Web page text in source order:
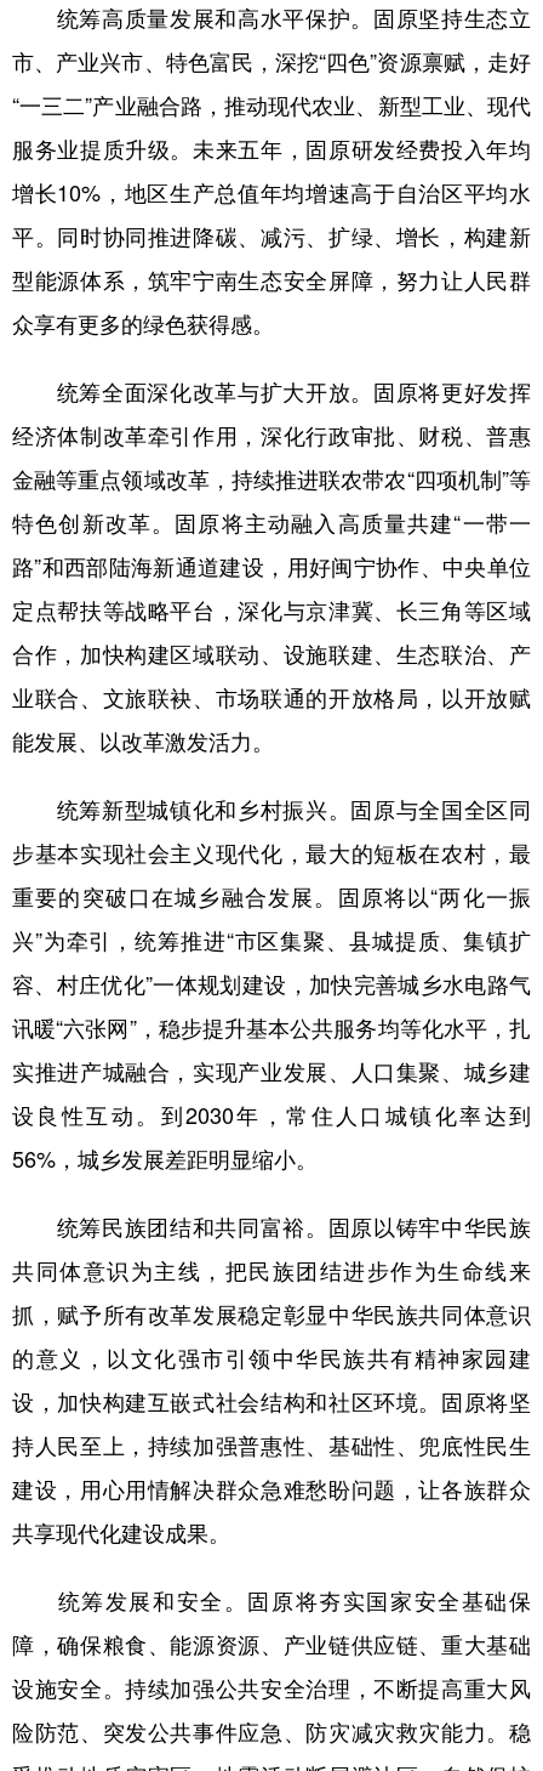
统筹高质量发展和高水平保护。固原坚持生态立
市、产业兴市、特色富民，深挖“四色”资源禀赋，走好
“一三二”产业融合路，推动现代农业、新型工业、现代
服务业提质升级。未来五年，固原研发经费投入年均
增长10%，地区生产总值年均增速高于自治区平均水
平。同时协同推进降碳、减污、扩绿、增长，构建新
型能源体系，筑牢宁南生态安全屏障，努力让人民群
众享有更多的绿色获得感。
统筹全面深化改革与扩大开放。固原将更好发挥
经济体制改革牵引作用，深化行政审批、财税、普惠
金融等重点领域改革，持续推进联农带农“四项机制”等
特色创新改革。固原将主动融入高质量共建“一带一
路”和西部陆海新通道建设，用好闽宁协作、中央单位
定点帮扶等战略平台，深化与京津冀、长三角等区域
合作，加快构建区域联动、设施联建、生态联治、产
业联合、文旅联袂、市场联通的开放格局，以开放赋
能发展、以改革激发活力。
统筹新型城镇化和乡村振兴。固原与全国全区同
步基本实现社会主义现代化，最大的短板在农村，最
重要的突破口在城乡融合发展。固原将以“两化一振
兴”为牵引，统筹推进“市区集聚、县城提质、集镇扩
容、村庄优化”一体规划建设，加快完善城乡水电路气
讯暖“六张网”，稳步提升基本公共服务均等化水平，扎
实推进产城融合，实现产业发展、人口集聚、城乡建
设良性互动。到2030年，常住人口城镇化率达到
56%，城乡发展差距明显缩小。
统筹民族团结和共同富裕。固原以铸牢中华民族
共同体意识为主线，把民族团结进步作为生命线来
抓，赋予所有改革发展稳定彰显中华民族共同体意识
的意义，以文化强市引领中华民族共有精神家园建
设，加快构建互嵌式社会结构和社区环境。固原将坚
持人民至上，持续加强普惠性、基础性、兜底性民生
建设，用心用情解决群众急难愁盼问题，让各族群众
共享现代化建设成果。
统筹发展和安全。固原将夯实国家安全基础保
障，确保粮食、能源资源、产业链供应链、重大基础
设施安全。持续加强公共安全治理，不断提高重大风
险防范、突发公共事件应急、防灾减灾救灾能力。稳